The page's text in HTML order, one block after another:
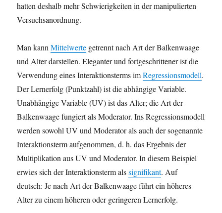
hatten deshalb mehr Schwierigkeiten in der manipulierten
Versuchsanordnung.
Man kannMittelwerte getrennt nach Art der Balkenwaage
und Alter darstellen. Eleganter und fortgeschrittener ist die
Verwendung eines Interaktionsterms imRegressionsmodell.
Der Lernerfolg (Punktzahl) ist die abhängige Variable.
Unabhängige Variable (UV) ist das Alter; die Art der
Balkenwaage fungiert als Moderator. Ins Regressionsmodell
werden sowohl UV und Moderator als auch der sogenannte
Interaktionsterm aufgenommen, d. h. das Ergebnis der
Multiplikation aus UV und Moderator. In diesem Beispiel
erwies sich der Interaktionsterm alssignifikant. Auf
deutsch: Je nach Art der Balkenwaage führt ein höheres
Alter zu einem höheren oder geringeren Lernerfolg.